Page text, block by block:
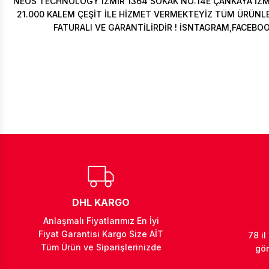
21.000 KALEM ÇEŞİT İLE HİZMET VERMEKTEYİZ TÜM
FATURALI VE GARANTİLİRDİR !
DHL KARGO
Anlaşmalı Fiyatlarımız En İyi
Fiyat Garantisi Kargo Size AİT
Tüm Ürün ve Siparişlerinizde
78 il